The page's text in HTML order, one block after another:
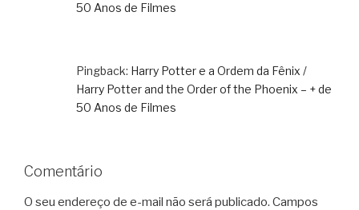
50 Anos de Filmes
Pingback: Harry Potter e a Ordem da Fênix /
Harry Potter and the Order of the Phoenix – + de
50 Anos de Filmes
Comentário
O seu endereço de e-mail não será publicado. Campos